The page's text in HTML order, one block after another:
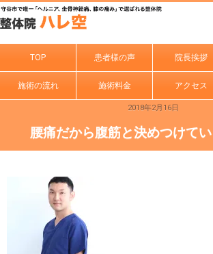
TOP 患者様の声 院長挨拶
施術の流れ 施術料金 アクセス
2018年2月16日
腰痛だから腹筋と決めつけて